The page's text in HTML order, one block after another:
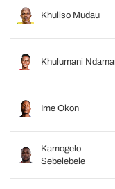
Khuliso Mudau
Khulumani
Ime Okon
Kamogelo
Sebelebele